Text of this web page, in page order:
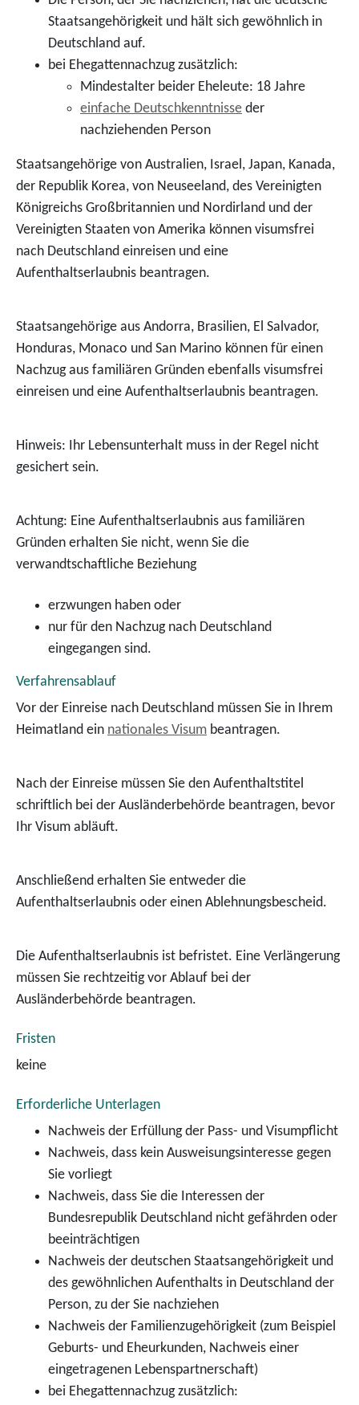
Staatsangehörigkeit und hält sich gewöhnlich in
Deutschland auf.
bei Ehegattennachzug zusätzlich:
Mindestalter beider Eheleute: 18 Jahre
einfache Deutschkenntnisse der
nachziehenden Person
Staatsangehörige von Australien, Israel, Japan, Kanada,
der Republik Korea, von Neuseeland, des Vereinigten
Königreichs Großbritannien und Nordirland und der
Vereinigten Staaten von Amerika können visumsfrei
nach Deutschland einreisen und eine
Aufenthaltserlaubnis beantragen.
Staatsangehörige aus Andorra, Brasilien, El Salvador,
Honduras, Monaco und San Marino können für einen
Nachzug aus familiären Gründen ebenfalls visumsfrei
einreisen und eine Aufenthaltserlaubnis beantragen.
Hinweis: Ihr Lebensunterhalt muss in der Regel nicht
gesichert sein.
Achtung: Eine Aufenthaltserlaubnis aus familiären
Gründen erhalten Sie nicht, wenn Sie die
verwandtschaftliche Beziehung
erzwungen haben oder
nur für den Nachzug nach Deutschland
eingegangen sind.
Verfahrensablauf
Vor der Einreise nach Deutschland müssen Sie in Ihrem
Heimatland ein nationales Visum beantragen.
Nach der Einreise müssen Sie den Aufenthaltstitel
schriftlich bei der Ausländerbehörde beantragen, bevor
Ihr Visum abläuft.
Anschließend erhalten Sie entweder die
Aufenthaltserlaubnis oder einen Ablehnungsbescheid.
Die Aufenthaltserlaubnis ist befristet. Eine Verlängerung
müssen Sie rechtzeitig vor Ablauf bei der
Ausländerbehörde beantragen.
Fristen
keine
Erforderliche Unterlagen
Nachweis der Erfüllung der Pass- und Visumpflicht
Nachweis, dass kein Ausweisungsinteresse gegen
Sie vorliegt
Nachweis, dass Sie die Interessen der
Bundesrepublik Deutschland nicht gefährden oder
beeinträchtigen
Nachweis der deutschen Staatsangehörigkeit und
des gewöhnlichen Aufenthalts in Deutschland der
Person, zu der Sie nachziehen
Nachweis der Familienzugehörigkeit (zum Beispiel
Geburts- und Eheurkunden, Nachweis einer
eingetragenen Lebenspartnerschaft)
bei Ehegattennachzug zusätzlich: